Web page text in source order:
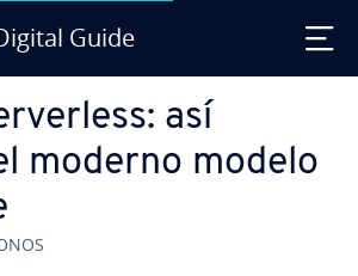
Guide
así
moderno modelo